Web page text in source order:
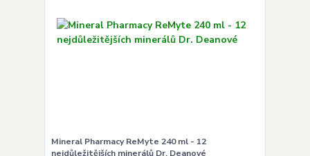
Mineral Pharmacy ReMyte 240 ml - 12
nejdůležitějších minerálů Dr. Deanové